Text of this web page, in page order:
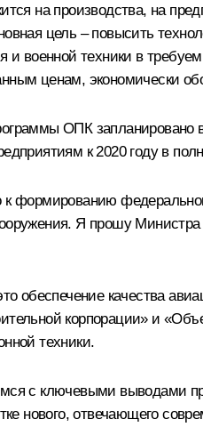
на производства, на
цель – повысить
и военной техники в
ценам, экономически
ОПК
к 2020 году в
формированию
Я прошу
обеспечение качества
корпорации» и
техники.
с ключевыми выводами
нового, отвечающего